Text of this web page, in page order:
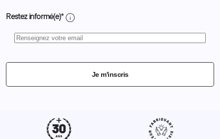
Restez informé(e)* info
Je m'inscris